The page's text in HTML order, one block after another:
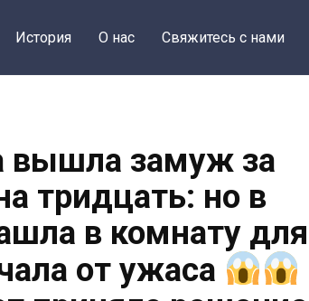
История О нас Свяжитесь с нами
вышла замуж за
тридцать: но в
в комнату для
от ужаса